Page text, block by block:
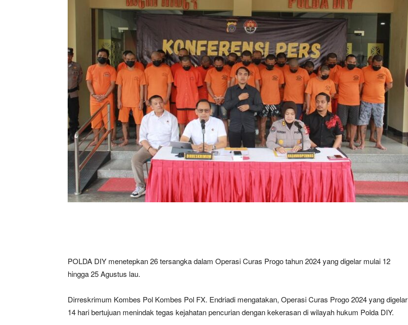
POLDA DIY menetepkan 26 tersangka dalam Operasi Curas Progo tahun 2024 yang digelar mulai 12
hingga 25 Agustus lau.
Dirreskrimum Kombes Pol Kombes Pol FX. Endriadi mengatakan, Operasi Curas Progo 2024 yang digelar
14 hari bertujuan menindak tegas kejahatan pencurian dengan kekerasan di wilayah hukum Polda DIY.